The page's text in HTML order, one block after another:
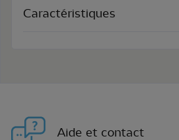
Caractéristiques
Aide et contact